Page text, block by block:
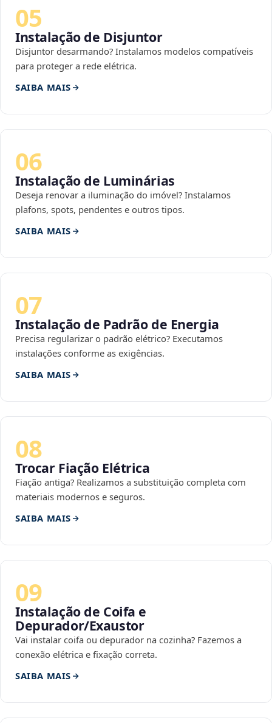
05
Instalação de Disjuntor
Disjuntor desarmando? Instalamos modelos compatíveis
para proteger a rede elétrica.
SAIBA MAIS
06
Instalação de Luminárias
Deseja renovar a iluminação do imóvel? Instalamos
plafons, spots, pendentes e outros tipos.
SAIBA MAIS
07
Instalação de Padrão de Energia
Precisa regularizar o padrão elétrico? Executamos
instalações conforme as exigências.
SAIBA MAIS
08
Trocar Fiação Elétrica
Fiação antiga? Realizamos a substituição completa com
materiais modernos e seguros.
SAIBA MAIS
09
Instalação de Coifa e
Depurador/Exaustor
Vai instalar coifa ou depurador na cozinha? Fazemos a
conexão elétrica e fixação correta.
SAIBA MAIS